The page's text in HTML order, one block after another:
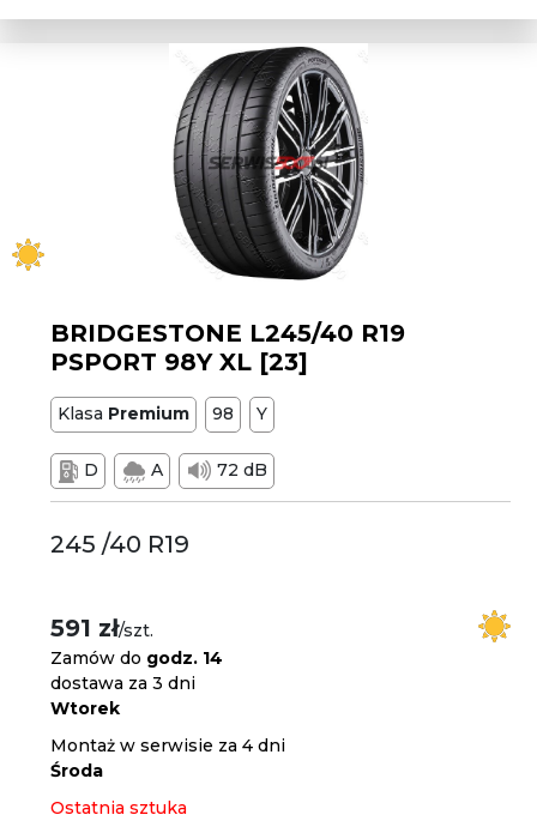
BRIDGESTONE L245/40 R19
PSPORT 98Y XL [23]
Klasa Premium 98 Y
D A 72 dB
245 /40 R19
591 zł/szt.
Zamów do godz. 14
dostawa za 3 dni
Wtorek
Montaż w serwisie za 4 dni
Środa
Ostatnia sztuka